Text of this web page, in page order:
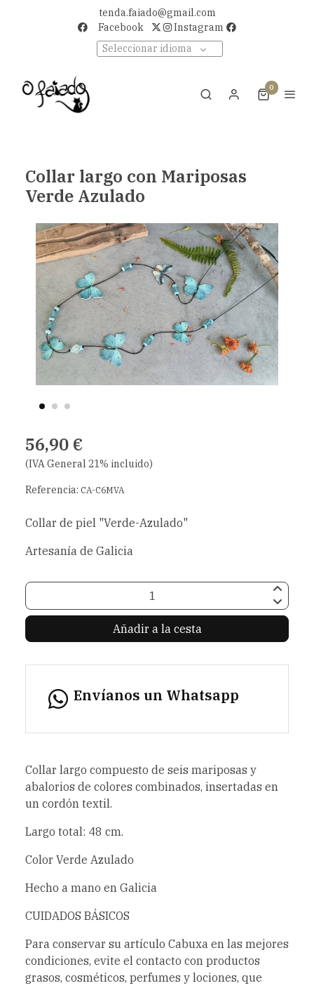
tenda.faiado@gmail.com
Facebook
Instagram
Seleccionar idioma
0
Collar largo con Mariposas
Verde Azulado
56,90 €
(IVA General 21% incluido)
Referencia: CA-C6MVA
Collar de piel "Verde-Azulado"
Artesanía de Galicia
Añadir a la cesta
Envíanos un Whatsapp
Collar largo compuesto de seis mariposas y
abalorios de colores combinados, insertadas en
un cordón textil.
Largo total: 48 cm.
Color Verde Azulado
Hecho a mano en Galicia
CUIDADOS BÁSICOS
Para conservar su artículo Cabuxa en las mejores
condiciones, evite el contacto con productos
grasos, cosméticos, perfumes y lociones, que